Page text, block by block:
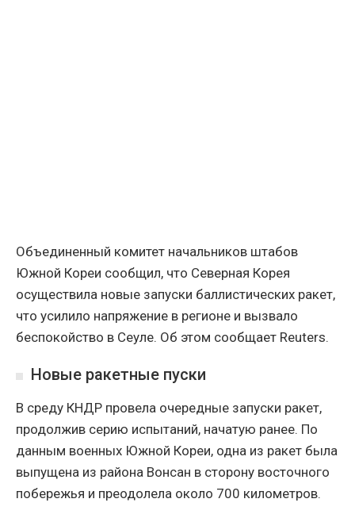
Объединенный комитет начальников штабов
Южной Кореи сообщил, что Северная Корея
осуществила новые запуски баллистических ракет,
что усилило напряжение в регионе и вызвало
беспокойство в Сеуле. Об этом сообщает Reuters.
Новые ракетные пуски
В среду КНДР провела очередные запуски ракет,
продолжив серию испытаний, начатую ранее. По
данным военных Южной Кореи, одна из ракет была
выпущена из района Вонсан в сторону восточного
побережья и преодолела около 700 километров.